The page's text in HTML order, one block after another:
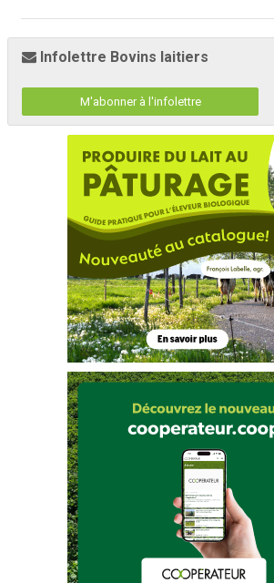
Infolettre Bovins laitiers
M'abonner à l'infolettre